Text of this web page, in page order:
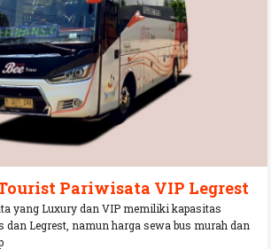
Pariwisata VIP Legrest
yang Luxury dan VIP memiliki kapasitas
dan Legrest, namun harga sewa bus murah dan